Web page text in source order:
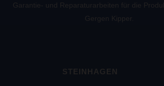
Garantie- und Reparaturarbeiten für die
Gergen Kipper.
STEINHAGEN